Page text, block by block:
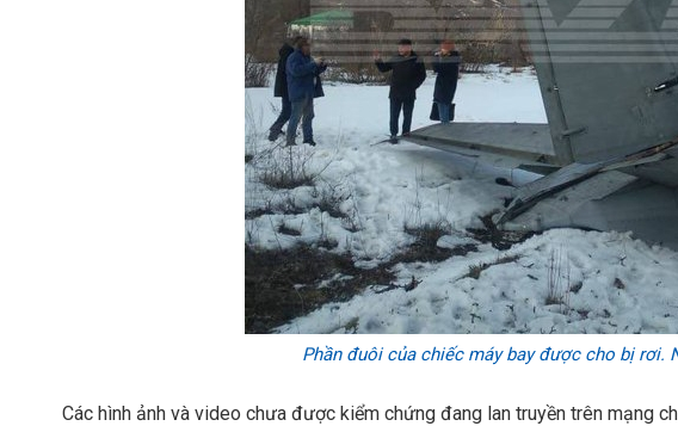
Phần đuôi của chiếc máy bay được cho bị rơi.
Các hình ảnh và video chưa được kiểm chứng đang lan truyền trên mạng